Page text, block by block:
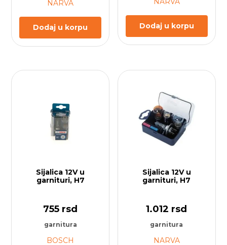
„Zaslužni smo za ispravnost Vašeg vozila – Imperija
delova“ | Tekst sastavio stručni tim Auto Delovi
NARVA
Dodaj u korpu Dodaj u korpu
Sijalica 12V u
garnituri, H7
755 rsd
garnitura
BOSCH
Sijalica 12V u
garnituri, H7
1.012 rsd
garnitura
NARVA